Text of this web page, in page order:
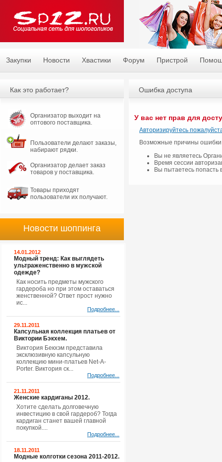
Закупки Новости Хвастики Форум Пристрой
Ошибка доступа
У вас нет прав для
Авторизируйтесь
Возможные причины
Вы не являетесь
Время сессии
Вы пытаетесь попасть
Как это работает?
Организатор выходит на
оптового поставщика.
Пользователи делают заказы,
набирают рядки.
Организатор делает заказ
товаров у поставщика.
Товары приходят
пользователи их получают.
Новости шоппинга
14.01.2012
Модный тренд: Как выглядеть
ультраженственно в мужской
одежде?
Как носить предметы мужского
гардероба но при этом оставаться
женственной? Ответ прост нужно
ис...
Подробнее...
29.11.2011
Капсульная коллекция платьев от
Виктории Бэкхем.
Виктория Бекхэм представила
эксклюзивную капсульную
коллекцию мини-платьев Net-A-
Porter. Виктория ск...
Подробнее...
21.11.2011
Женские кардиганы 2012.
Хотите сделать долговечную
инвестицию в свой гардероб? Тогда
кардиган станет вашей главной
покупкой....
Подробнее...
18.11.2011
Модные колготки сезона 2011-2012.